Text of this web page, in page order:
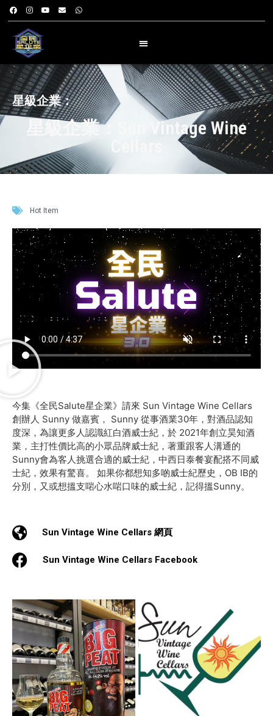
星級企業：
星級企業：Sun Vintage Wine
Cellars
Hot Item
今集《全民Salute星企業》請來 Sun Vintage Wine Cellars
創辦人 Sunny 做嘉賓， Sunny 從事酒業30年，對酒品認知
度深，為讓更多人認識紅白酒威士紀，於 2021年創立昊知酒
業，主打性價比高的小眾品牌威士紀，著重跟客人溝通的
Sunny會為客人挑選合適的威士紀，中西日泰餐宴配搭不同威
士紀，效果有驚喜。 如果你都想知多啲威士紀歷史，OB IB的
分別，又或想搵支啱心水啱口味的威士紀，記得搵Sunny。
Sun Vintage Wine Cellars 網頁
Sun Vintage Wine Cellars Facebook